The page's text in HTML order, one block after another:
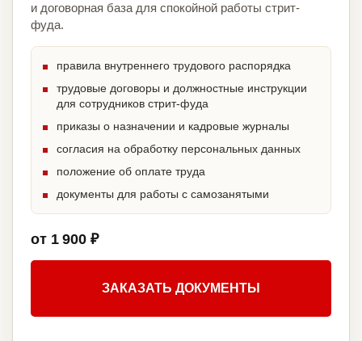
и договорная база для спокойной работы стрит-
фуда.
правила внутреннего трудового распорядка
трудовые договоры и должностные инструкции
для сотрудников стрит-фуда
приказы о назначении и кадровые журналы
согласия на обработку персональных данных
положение об оплате труда
документы для работы с самозанятыми
от 1 900 ₽
ЗАКАЗАТЬ ДОКУМЕНТЫ